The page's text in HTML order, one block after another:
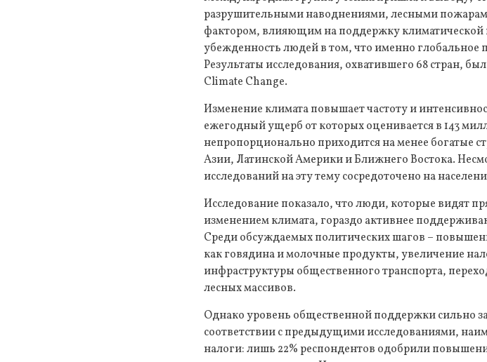
разрушительными наводнениями, лесными
фактором, влияющим на поддержку
убежденность людей в том, что именно глобальное
Результаты исследования, охватившего 68 стран,
Climate Change.
Изменение климата повышает частоту и
ежегодный ущерб от которых оценивается в 143
непропорционально приходится на менее богатые
Азии, Латинской Америки и Ближнего Востока.
исследований на эту тему сосредоточено на
Исследование показало, что люди, которые видят
изменением климата, гораздо активнее
Среди обсуждаемых политических шагов –
как говядина и молочные продукты, увеличение
инфраструктуры общественного транспорта,
лесных массивов.
Однако уровень общественной поддержки сильно
соответствии с предыдущими исследованиями,
налоги: лишь 22% респондентов одобрили